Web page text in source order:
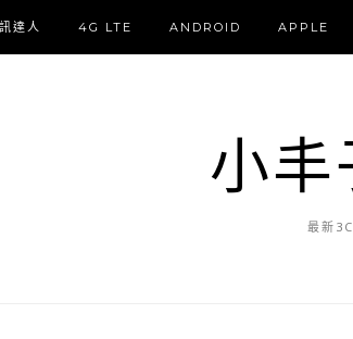
達人 4G LTE ANDROID APPLE
小丰
最新